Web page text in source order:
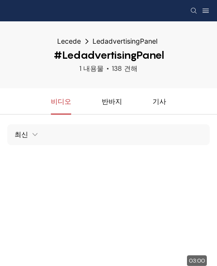
Lecede LedadvertisingPanel
#LedadvertisingPanel
1 내용물 138 견해
비디오 반바지 기사
최신
03:00